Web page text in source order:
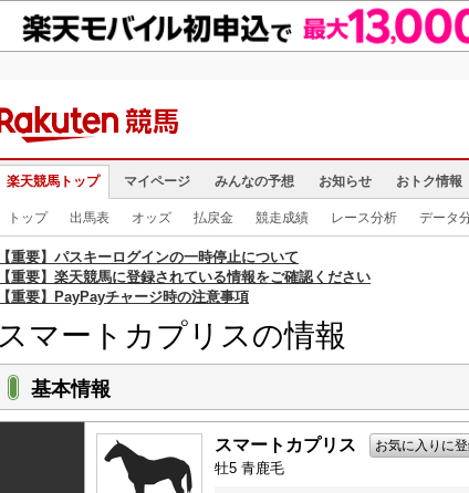
楽天競馬トップ マイページ みんなの予想 お知らせ おトク情報
トップ 出馬表 オッズ 払戻金 競走成績 レース分析 データ
【重要】パスキーログインの一時停止について
【重要】楽天競馬に登録されている情報をご確認ください
【重要】PayPayチャージ時の注意事項
スマートカプリスの情報
基本情報
スマートカプリス お気に入りに
牡5 青鹿毛